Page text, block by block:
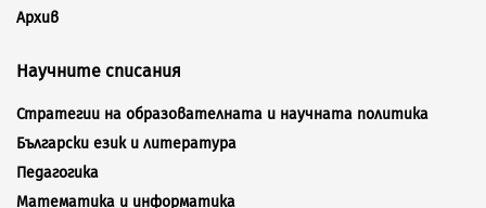
Архив
Научните списания
Стратегии на образователната и научната политика
Български език и литература
Педагогика
Математика и информатика